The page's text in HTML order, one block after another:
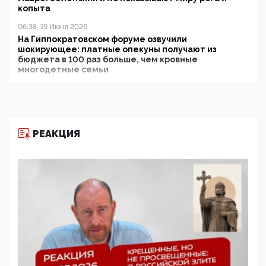
копыта
06:38, 19 Июня 2026
На Гиппократовском форуме озвучили
шокирующее: платные опекуны получают из
бюджета в 100 раз больше, чем кровные
многодетные семьи
11:53, 09 Июня 2026
деятельность ИИТО ЮНЕСКО в России, но
цифроглобалисты продолжают определять
повестку в образовании
09:43, 01 Июня 2026
5G за счет здоровья граждан: Минцифры намерено
отобрать у регионов и муниципалитетов право
защищать жилые дома и социальные объекты от
05:58, 26 Мая 2026
РЕАКЦИЯ